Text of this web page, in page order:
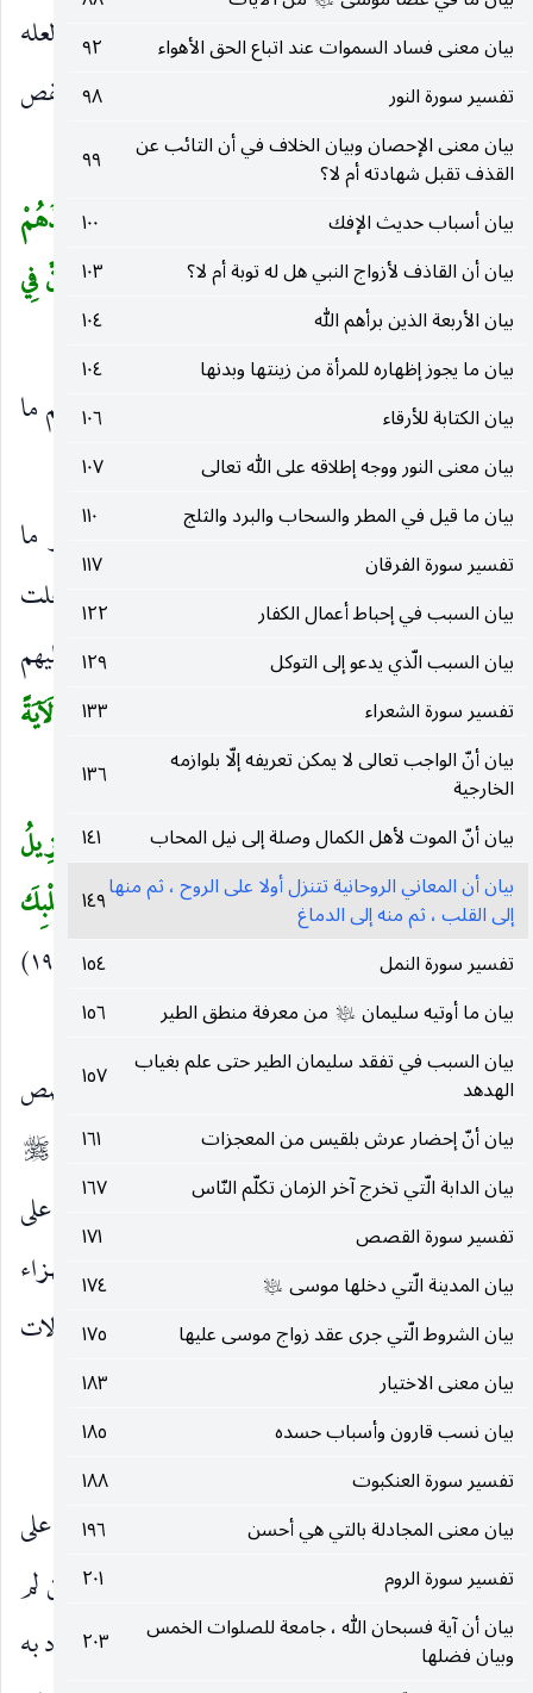
بيان معنى فساد السموات عند اتباع الحق الأهواء
٩٢
تفسير سورة النور
٩٨
بيان معنى الإحصان وبيان الخلاف في أن التائب عن
القذف تقبل شهادته أم لا؟
٩٩
بيان أسباب حديث الإفك
١٠٠
بيان أن القاذف لأزواج النبي هل له توبة أم لا؟
١٠٣
بيان الأربعة الذين برأهم الله
١٠٤
بيان ما يجوز إظهاره للمرأة من زينتها وبدنها
١٠٤
بيان الكتابة للأرقاء
١٠٦
بيان معنى النور ووجه إطلاقه على الله تعالى
١٠٧
بيان ما قيل في المطر والسحاب والبرد والثلج
١١٠
تفسير سورة الفرقان
١١٧
بيان السبب في إحباط أعمال الكفار
١٢٢
بيان السبب الّذي يدعو إلى التوكل
١٢٩
تفسير سورة الشعراء
١٣٣
بيان أنّ الواجب تعالى لا يمكن تعريفه إلّا بلوازمه
الخارجية
١٣٦
بيان أنّ الموت لأهل الكمال وصلة إلى نيل المحاب
١٤١
بيان أن المعاني الروحانية تتنزل أولا على الروح ، ثم منها
إلى القلب ، ثم منه إلى الدماغ
١٤٩
تفسير سورة النمل
١٥٤
بيان ما أوتيه سليمان عليه‌السلام من معرفة منطق الطير
١٥٦
بيان السبب في تفقد سليمان الطير حتى علم بغياب
الهدهد
١٥٧
بيان أنّ إحضار عرش بلقيس من المعجزات
١٦١
بيان الدابة الّتي تخرج آخر الزمان تكلّم النّاس
١٦٧
تفسير سورة القصص
١٧١
بيان المدينة الّتي دخلها موسى عليه‌السلام
١٧٤
بيان الشروط الّتي جرى عقد زواج موسى عليها
١٧٥
بيان معنى الاختيار
١٨٣
بيان نسب قارون وأسباب حسده
١٨٥
تفسير سورة العنكبوت
١٨٨
بيان معنى المجادلة بالتي هي أحسن
١٩٦
تفسير سورة الروم
٢٠١
بيان أن آية فسبحان الله ، جامعة للصلوات الخمس
وبيان فضلها
٢٠٣
فَأَسْقِطْ عَلَيْنا كِسَفاً مِنَ السَّماءِ)قطعة منها ، ولعله
جواب لما أشعر به الأمر بالتقوى من التهديد. وقرأ حفص
بفتح السين.(إِنْ كُنْتَ مِنَ الصَّادِقِينَ)في دعواك.
(قالَ رَبِّي أَعْلَمُ بِما تَعْمَلُونَ
فَكَذَّبُوهُ فَأَخَذَهُمْ
عَذابُ يَوْمِ الظُّلَّةِ إِنَّهُ كانَ عَذابَ يَوْمٍ عَظِيمٍ
إِنَّ فِي
ذلِكَ لَآيَةً وَما كانَ أَكْثَرُهُمْ مُؤْمِنِينَ
(قالَ رَبِّي أَعْلَمُ بِما تَعْمَلُونَ
وبعذابه منزل عليكم ما
أوجبه لكم عليه في وقته المقدر له لا محالة.
فَكَذَّبُوهُ فَأَخَذَهُمْ عَذابُ يَوْمِ الظُّلَّةِ
على نحو ما
اقترحوا بأن سلط الله عليهم الحر سبعة أيام حتى غلت
أنهارهم وأظلتهم سحابة فاجتمعوا تحتها فأمطرت عليهم
نارا فاحترقوا.(إِنَّهُ كانَ عَذابَ يَوْمٍ عَظِيمٍ إِنَّ فِي ذلِكَ لَآيَةً
وَما كانَ أَكْثَرُهُمْ مُؤْمِنِينَ)
.
(وَإِنَّ رَبَّكَ لَهُوَ الْعَزِيزُ الرَّحِيمُ(١٩١)
وَإِنَّهُ لَتَنْزِيلُ
رَبِّ الْعالَمِينَ(١٩٢) نَزَلَ بِهِ الرُّوحُ الْأَمِينُ(١٩٣)
عَلى قَلْبِكَ
لِتَكُونَ مِنَ الْمُنْذِرِينَ
بِلِسانٍ عَرَبِيٍّ مُبِينٍ)
وَإِنَّهُ لَفِي زُبُرِ الْأَوَّلِينَ )(١٩٦)
(وَإِنَّ رَبَّكَ لَهُوَ الْعَزِيزُ الرَّحِيمُ هذا آخر القصص
السبع المذكورة على سبيل الاختصار تسلية لرسول الله
صلى‌الله‌عليه‌وسلم
وتهديدا للمكذبين به ، وإطراد نزول العذاب على
تكذيب الأمم بعد إنذار الرسل به ، واقتراحهم له استهزاء
وعدم مبالاة به يدفع أن يقال إنه كان بسبب اتصالات
فلكية أو كان إبتلاء لهم لا مؤاخذة على تكذيبهم.
وَإِنَّهُ لَتَنْزِيلُ رَبِّ الْعالَمِينَ نَزَلَ بِهِ الرُّوحُ الْأَمِينُ
(عَلى قَلْبِكَ)تقرير لحقية تلك القصص وتنبيه على
إعجاز القرآن ونبوة محمّد
، فإن الإخبار عنها ممن لم
يتعلمها لا يكون إلا وحيا من اللهعزوجل، والقلب إن أراد به